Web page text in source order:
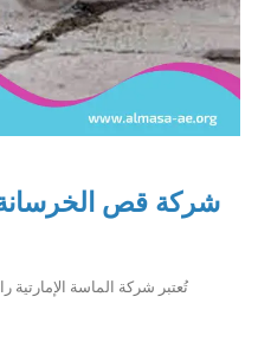
شركة قص
تُعتبر شركة الماسة